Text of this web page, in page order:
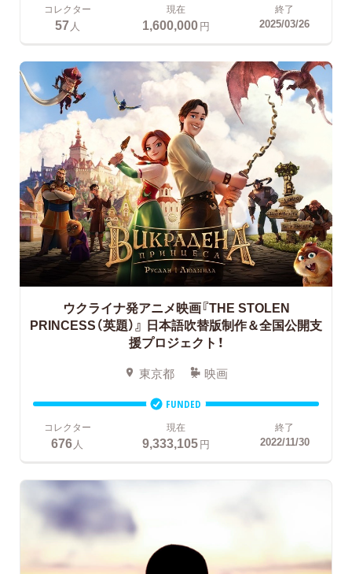
コレクター
57 人
現在
1,600,000円
終了
2025/03/26
ウクライナ発アニメ映画『THE STOLEN
PRINCESS（英題）』 日本語吹替版制作＆全国公開支
援プロジェクト！
東京都 映画
FUNDED
コレクター
676人
現在
9,333,105円
終了
2022/11/30